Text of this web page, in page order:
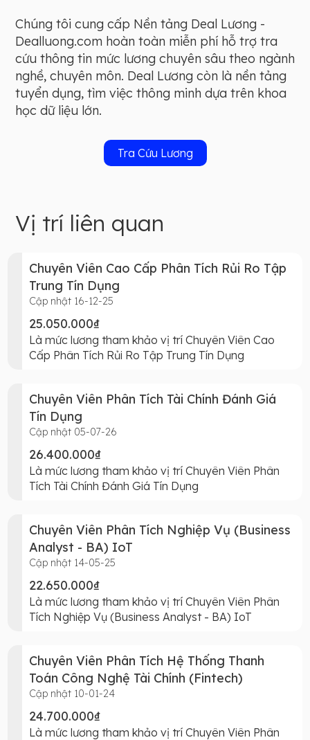
Chúng tôi cung cấp Nền tảng Deal Lương -
Dealluong.com hoàn toàn miễn phí hỗ trợ tra
cứu thông tin mức lương chuyên sâu theo ngành
nghề, chuyên môn. Deal Lương còn là nền tảng
tuyển dụng, tìm việc thông minh dựa trên khoa
học dữ liệu lớn.
Tra Cứu Lương
Vị trí liên quan
Chuyên Viên Cao Cấp Phân Tích Rủi Ro Tập
Trung Tín Dụng
Cập nhật 16-12-25
25.050.000₫
Là mức lương tham khảo vị trí Chuyên Viên Cao
Cấp Phân Tích Rủi Ro Tập Trung Tín Dụng
Chuyên Viên Phân Tích Tài Chính Đánh Giá
Tín Dụng
Cập nhật 05-07-26
26.400.000₫
Là mức lương tham khảo vị trí Chuyên Viên Phân
Tích Tài Chính Đánh Giá Tín Dụng
Chuyên Viên Phân Tích Nghiệp Vụ (Business
Analyst - BA) IoT
Cập nhật 14-05-25
22.650.000₫
Là mức lương tham khảo vị trí Chuyên Viên Phân
Tích Nghiệp Vụ (Business Analyst - BA) IoT
Chuyên Viên Phân Tích Hệ Thống Thanh
Toán Công Nghệ Tài Chính (Fintech)
Cập nhật 10-01-24
24.700.000₫
Là mức lương tham khảo vị trí Chuyên Viên Phân